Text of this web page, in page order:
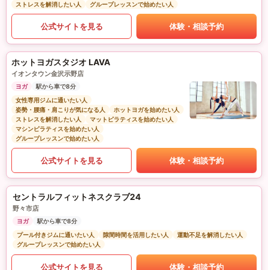
ストレスを解消したい人
グループレッスンで始めたい人
公式サイトを見る 体験・相談予約
ホットヨガスタジオ LAVA
イオンタウン金沢示野店
ヨガ
駅から車で8分
女性専用ジムに通いたい人
姿勢・腰痛・肩こりが気になる人
ホットヨガを始めたい人
ストレスを解消したい人
マットピラティスを始めたい人
マシンピラティスを始めたい人
グループレッスンで始めたい人
公式サイトを見る 体験・相談予約
セントラルフィットネスクラブ24
野々市店
ヨガ
駅から車で8分
プール付きジムに通いたい人
隙間時間を活用したい人
運動不足を解消したい人
グループレッスンで始めたい人
公式サイトを見る 体験・相談予約